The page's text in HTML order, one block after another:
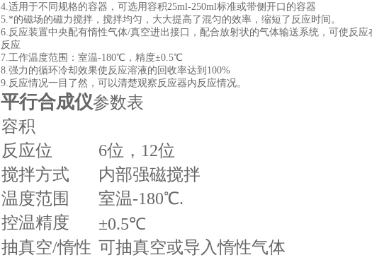
4.适用于不同规格的容器，可选用容积25ml-250ml标准或带侧开口的容器
5.*的磁场的磁力搅拌，搅拌均匀，大大提高了混匀的效率，缩短了反应时间。
6.反应装置中央配有惰性气体/真空进出接口，配合放射状的气体输送系统，可使反
反应
7.工作温度范围：室温-180℃，精度±0.5℃
8.强力的循环冷却效果使反应溶液的回收率达到100%
9.反应情况一目了然，可以清楚观察反应器内反应情况。
平行合成仪参数表
容积
反应位
6位，12位
搅拌方式
内部强磁搅拌
温度范围
室温-180℃.
控温精度
±0.5℃
抽真空/惰性 可抽真空或导入惰性气体